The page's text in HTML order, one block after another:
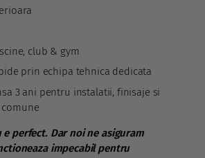
club & gym
prin echipa tehnica dedicata
3 ani pentru instalatii, finisaje si
e perfect. Dar noi ne asiguram
impecabil pentru